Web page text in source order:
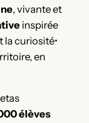
, vivante et
inspirée
la curiosité•
en
élèves